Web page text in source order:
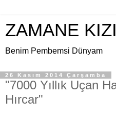
ZAMANE KIZI
Benim Pembemsi Dünyam
26 Kasım 2014 Çarşamba
"7000 Yıllık Uçan
Hırcar"